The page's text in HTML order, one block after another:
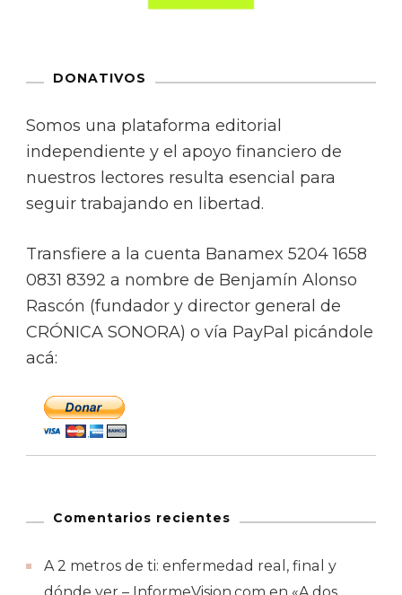
DONATIVOS
Somos una plataforma editorial
independiente y el apoyo financiero de
nuestros lectores resulta esencial para
seguir trabajando en libertad.
Transfiere a la cuenta Banamex 5204 1658
0831 8392 a nombre de Benjamín Alonso
Rascón (fundador y director general de
CRÓNICA SONORA) o vía PayPal picándole
acá:
Comentarios recientes
A 2 metros de ti: enfermedad real, final y